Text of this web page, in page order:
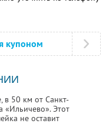
купоном
в 50 км от Санкт-
«Ильичево». Этот
не оставит